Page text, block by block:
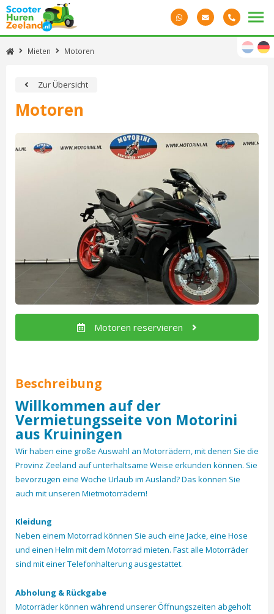
Mieten Motoren
Zur Übersicht
Motoren
Motoren reservieren
Beschreibung
Willkommen auf der
Vermietungsseite von Motorini
aus Kruiningen
Wir haben eine große Auswahl an Motorrädern, mit denen Sie die
Provinz Zeeland auf unterhaltsame Weise erkunden können. Sie
bevorzugen eine Woche Urlaub im Ausland? Das können Sie
auch mit unseren Mietmotorrädern!
Kleidung
Neben einem Motorrad können Sie auch eine Jacke, eine Hose
und einen Helm mit dem Motorrad mieten. Fast alle Motorräder
sind mit einer Telefonhalterung ausgestattet.
Abholung & Rückgabe
Motorräder können während unserer Öffnungszeiten abgeholt